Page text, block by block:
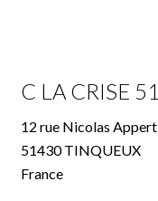
C LA CRISE 51
12 rue Nicolas Appert
51430 TINQUEUX
France